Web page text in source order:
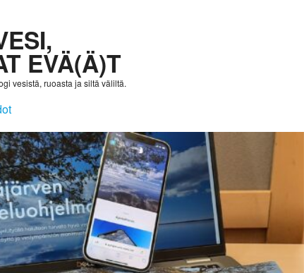
EVÄ(Ä)T
vesistä, ruoasta ja siltä väliltä.